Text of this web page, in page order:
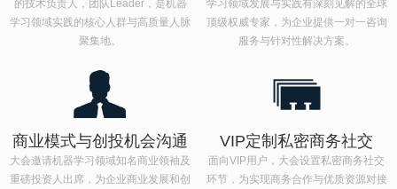
的技术负责人，团队Leader，是机器
学习领域实践的核心人群与高质量人脉
聚集地。
学习领域发展与实践有深刻见解的全球
顶级权威专家，为企业提供一对一咨询
服务与针对性解决方案。
商业模式与创投机会沟通
大会邀请机器学习领域知名商业领袖及
重磅投资人出席，为企业商业发展和创
VIP定制私密商务社交
面向VIP用户，大会设置私密商务社交
环节，为实现商务合作与优质资源对接